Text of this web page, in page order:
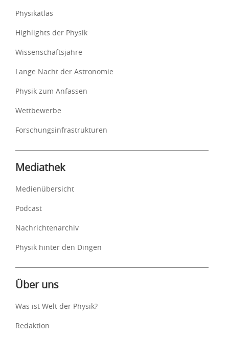
Physikatlas
Highlights der Physik
Wissenschaftsjahre
Lange Nacht der Astronomie
Physik zum Anfassen
Wettbewerbe
Forschungsinfrastrukturen
Mediathek
Medienübersicht
Podcast
Nachrichtenarchiv
Physik hinter den Dingen
Über uns
Was ist Welt der Physik?
Redaktion